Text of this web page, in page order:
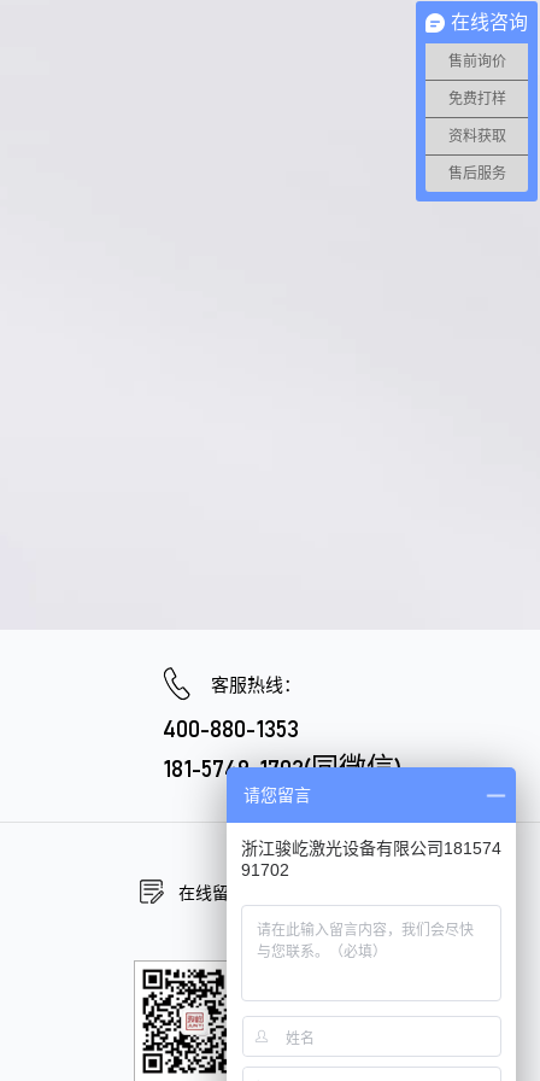
客服热线：
400-880-1353
181-5749-1702(同微信)
在线留言
在线咨询
售前询价
免费打样
资料获取
售后服务
请您留言
浙江骏屹激光设备有限公司181574
91702